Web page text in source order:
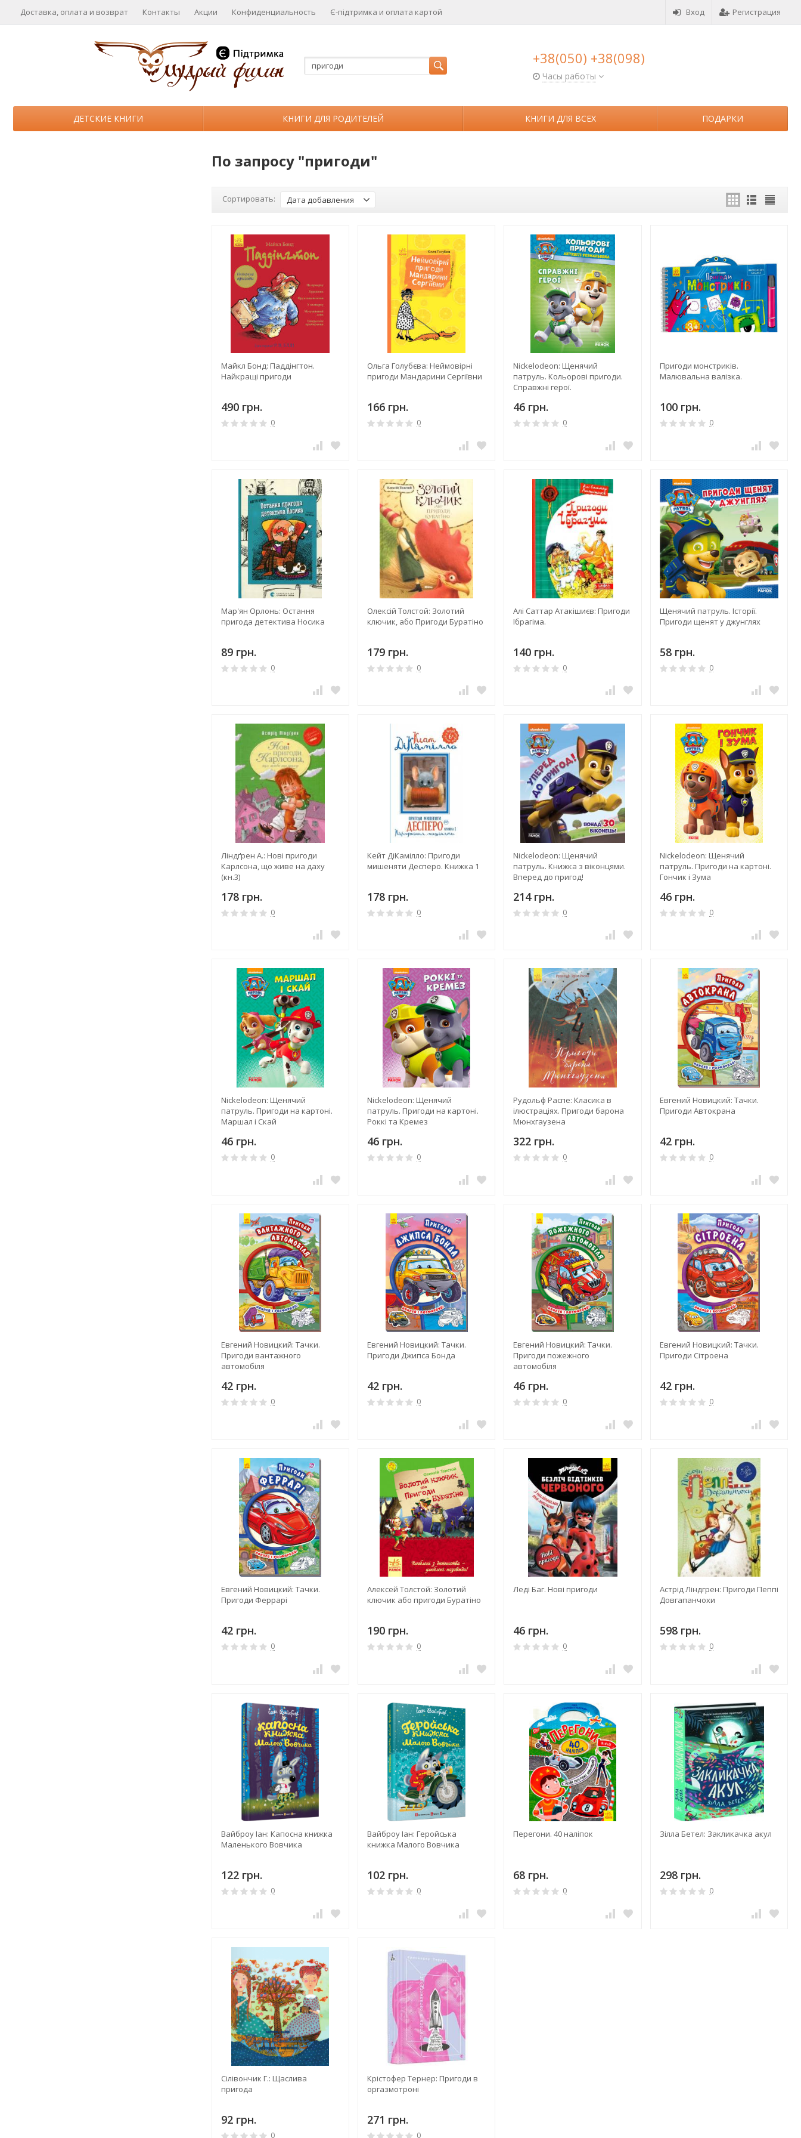
Вход Регистрация
Доставка, оплата и возврат Контакты Акции Конфиденциальность Є-підтримка и оплата картой
+38(050) +38(098)
Часы работы
ДЕТСКИЕ КНИГИ КНИГИ ДЛЯ РОДИТЕЛЕЙ КНИГИ ДЛЯ ВСЕХ ПОДАРКИ
По запросу "пригоди"
Сортировать: Дата добавления
Майкл Бонд: Паддінгтон.
Найкращі пригоди
490 грн.
0
Ольга Голубєва: Неймовірні
пригоди Мандарини Сергіївни
166 грн.
0
Nickelodeon: Щенячий
патруль. Кольорові пригоди.
Справжні герої.
46 грн.
0
Пригоди монстриків.
Малювальна валізка.
100 грн.
0
Мар'ян Орлонь: Остання
пригода детектива Носика
89 грн.
0
Олексій Толстой: Золотий
ключик, або Пригоди Буратіно
179 грн.
0
Алі Саттар Атакішиєв: Пригоди
Ібрагіма.
140 грн.
0
Щенячий патруль. Історії.
Пригоди щенят у джунглях
58 грн.
0
Ліндґрен А.: Нові пригоди
Карлсона, що живе на даху
(кн.3)
178 грн.
0
Кейт ДіКамілло: Пригоди
мишеняти Десперо. Книжка 1
178 грн.
0
Nickelodeon: Щенячий
патруль. Книжка з віконцями.
Вперед до пригод!
214 грн.
0
Nickelodeon: Щенячий
патруль. Пригоди на картоні.
Гончик і Зума
46 грн.
0
Nickelodeon: Щенячий
патруль. Пригоди на картоні.
Маршал і Скай
46 грн.
0
Nickelodeon: Щенячий
патруль. Пригоди на картоні.
Роккі та Кремез
46 грн.
0
Рудольф Распе: Класика в
ілюстраціях. Пригоди барона
Мюнхгаузена
322 грн.
0
Евгений Новицкий: Тачки.
Пригоди Автокрана
42 грн.
0
Евгений Новицкий: Тачки.
Пригоди вантажного
автомобіля
42 грн.
0
Евгений Новицкий: Тачки.
Пригоди Джипса Бонда
42 грн.
0
Евгений Новицкий: Тачки.
Пригоди пожежного
автомобіля
46 грн.
0
Евгений Новицкий: Тачки.
Пригоди Сітроена
42 грн.
0
Евгений Новицкий: Тачки.
Пригоди Феррарі
42 грн.
0
Алексей Толстой: Золотий
ключик або пригоди Буратіно
190 грн.
0
Леді Баг. Нові пригоди
46 грн.
0
Астрід Ліндгрен: Пригоди Пеппі
Довгапанчохи
598 грн.
0
Вайброу Іан: Капосна книжка
Маленького Вовчика
122 грн.
0
Вайброу Іан: Геройська
книжка Малого Вовчика
102 грн.
0
Перегони. 40 наліпок
68 грн.
0
Зілла Бетел: Закликачка акул
298 грн.
0
Сілівончик Г.: Щаслива
пригода
92 грн.
0
Крістофер Тернер: Пригоди в
оргазмотроні
271 грн.
0